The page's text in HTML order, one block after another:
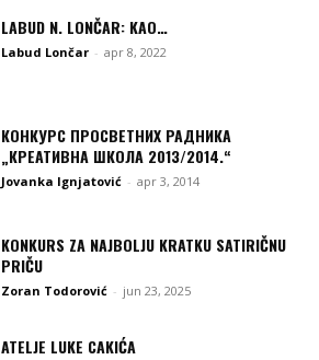
LABUD N. LONČAR: KAO…
Labud Lončar - apr 8, 2022
КОНКУРС ПРОСВЕТНИХ РАДНИКА
„КРЕАТИВНА ШКОЛА 2013/2014.“
Jovanka Ignjatović - apr 3, 2014
KONKURS ZA NAJBOLJU KRATKU SATIRIČNU
PRIČU
Zoran Todorović - jun 23, 2025
ATELJE LUKE CAKIĆA